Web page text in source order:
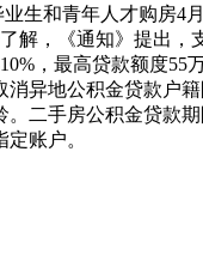
生和青年人才购房4
解，《通知》提出
，最高贷款额度55
异地公积金贷款户
二手房公积金贷款
账户。